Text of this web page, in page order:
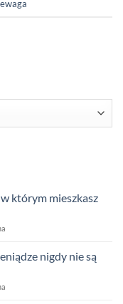
którym mieszkasz
nigdy nie są